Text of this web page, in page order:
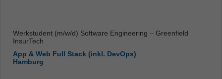
Werkstudent (m/w/d) Software Engineering – Greenfield
InsurTech
App & Web Full Stack (inkl. DevOps)
Hamburg